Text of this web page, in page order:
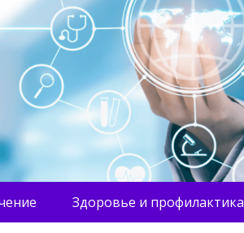
Здоровье и профилактика